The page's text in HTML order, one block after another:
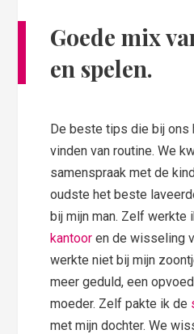
Goede mix
en spelen.
De beste tips die bij
vinden van routine. We
samenspraak met de
oudste het beste
bij mijn man. Zelf werkte
kantooren de wisseling
werkte niet bij mijn
meer geduld, een
moeder. Zelf pakte ik de
met mijn dochter. We